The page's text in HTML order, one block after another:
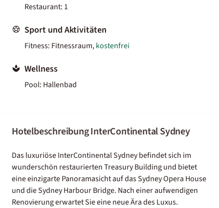
Restaurant: 1
Sport und Aktivitäten
Fitness: Fitnessraum,kostenfrei
Wellness
Pool: Hallenbad
Hotelbeschreibung InterContinental Sydney
Das luxuriöse InterContinental Sydney befindet sich im
wunderschön restaurierten Treasury Building und bietet
eine einzigarte Panoramasicht auf das Sydney Opera House
und die Sydney Harbour Bridge. Nach einer aufwendigen
Renovierung erwartet Sie eine neue Ära des Luxus.